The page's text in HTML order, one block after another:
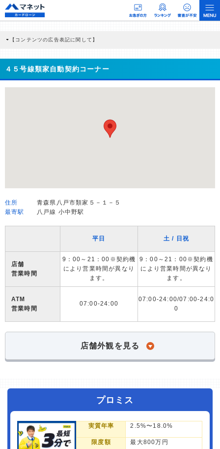
【コンテンツの広告表記に関して】
商品を根拠なくPRするものではなく、当編集部の調査／ユーザーへの口コミ収集な
どに基づき、公平性を担保した情報提供を行っています。
>提携企業一覧
４５号線類家自動契約コーナー
住所
青森県八戸市類家５－１－５
最寄駅
八戸線 小中野駅
平日 土 / 日祝
店舗
営業時間
9：00～21：00※契約機
により営業時間が異なり
ます。
9：00～21：00※契約機
により営業時間が異なり
ます。
ATM
営業時間
07:00-24:00
07:00-24:00/07:00-24:0
0
店舗外観を見る
プロミス
実質年率 2.5%〜18.0%
限度額 最大800万円